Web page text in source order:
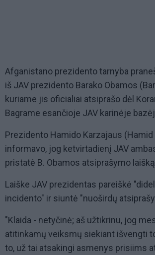
Afganistano prezidento tarnyba
iš JAV prezidento Barako Obamos
kuriame jis oficialiai atsiprašo dėl
Bagrame esančioje JAV karinėje
Prezidento Hamido Karzajaus (Hamid
informavo, jog ketvirtadienį JAV
pristatė B. Obamos atsiprašymo
Laiške JAV prezidentas pareiškė
incidento" ir siuntė "nuoširdų
"Klaida - netyčinė; aš užtikrinu, jog
atitinkamų veiksmų siekiant išvengti
to, už tai atsakingi asmenys prisiims